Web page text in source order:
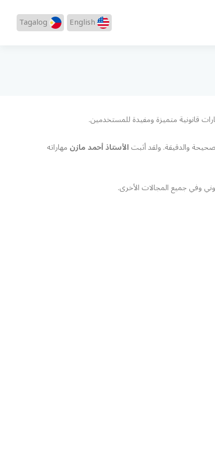
English
Tagalog
قانونية متميزة ومفيدة للمستخدمين.
والدقيقة. ولقد أثبتالأستاذ أحمد مازنمهاراته
وفي جميع المجالات الأخرى.